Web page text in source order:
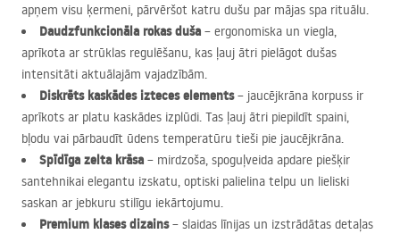
apņem visu ķermeni, pārvēršot katru dušu par mājas spa rituālu.
Daudzfunkcionāla rokas duša – ergonomiska un viegla,
aprīkota ar strūklas regulēšanu, kas ļauj ātri pielāgot dušas
intensitāti aktuālajām vajadzībām.
Diskrēts kaskādes izteces elements– jaucējkrāna korpuss ir
aprīkots ar platu kaskādes izplūdi. Tas ļauj ātri piepildīt spaini,
bļodu vai pārbaudīt ūdens temperatūru tieši pie jaucējkrāna.
Spīdīga zelta krāsa – mirdzoša, spoguļveida apdare piešķir
santehnikai elegantu izskatu, optiski palielina telpu un lieliski
saskan ar jebkuru stilīgu iekārtojumu.
Premium klases dizains– slaidas līnijas un izstrādātas detaļas